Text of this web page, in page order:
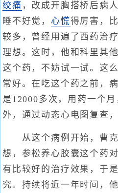
绞痛 ，改成开胸搭桥后病
睡不好觉， 心慌得厉害，
较多，曾经用遍了西药治疗
理想。这时，他和科里其
这个药，不妨试一试。这
常好。在吃这个药之前，
是12000多次，用药一个
外，通过动态心电图复查
从这个病例开始，曹克
想，参松养心胶囊这个药
有比较好的治疗效果，于
究。持续将近一年时间，